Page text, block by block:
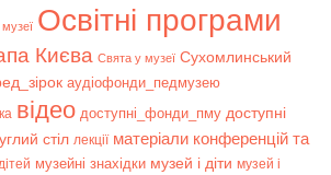
Освітні програми
Києва Свята у музеї Сухомлинський
аудіофонди_педмузею
відео доступні_фонди_пму доступні
стіл лекції матеріали конференцій та
музейні знахідки музей і діти музей і